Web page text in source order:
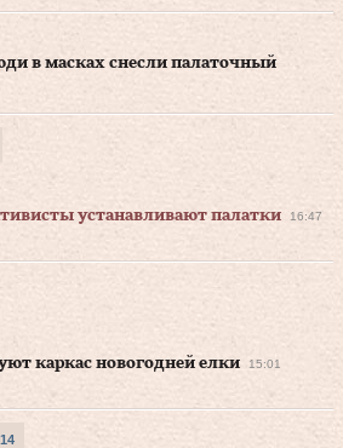
в масках снесли палаточный
устанавливают палатки
16:47
каркас новогодней елки
15:01